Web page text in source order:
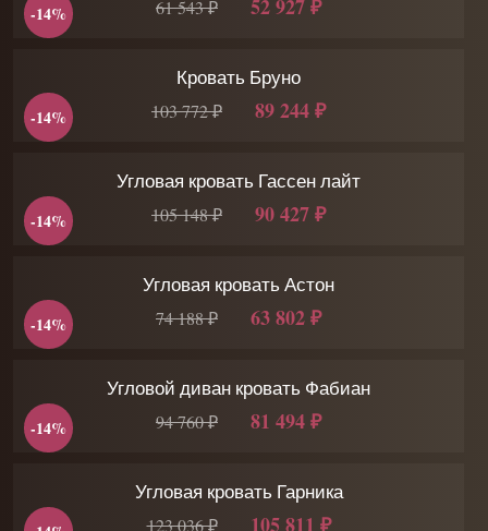
61 543 ₽ 52 927 ₽
-14%
Кровать Бруно
103 772 ₽ 89 244 ₽
-14%
Угловая кровать Гассен лайт
105 148 ₽ 90 427 ₽
-14%
Угловая кровать Астон
74 188 ₽ 63 802 ₽
-14%
Угловой диван кровать Фабиан
94 760 ₽ 81 494 ₽
-14%
Угловая кровать Гарника
123 036 ₽ 105 811 ₽